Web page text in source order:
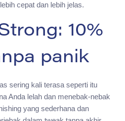
cepat dan lebih jelas.
10%
panik
sering kali terasa seperti itu
Anda lelah dan menebak-nebak
yang sederhana dan